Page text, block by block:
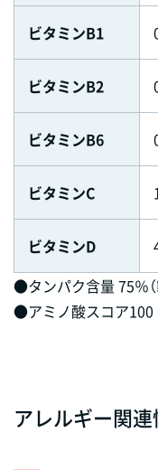
ビタミンB1
ビタミンB2
ビタミンB6
ビタミンC
ビタミンD
●タンパク含量 75％
●アミノ酸スコア100
アレルギー関